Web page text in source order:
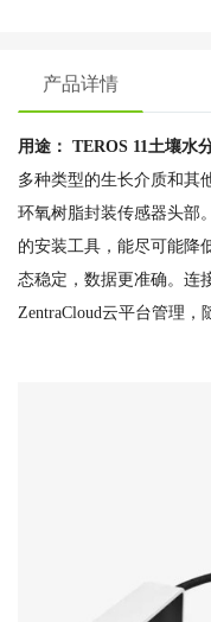
产品详情
用途： TEROS 11土壤水
多种类型的生长介质和其
环氧树脂封装传感器头部
的安装工具，能尽可能降
态稳定，数据更准确。连
ZentraCloud云平台管理，